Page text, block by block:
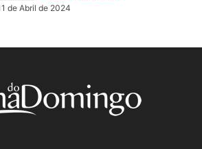
de Abril de 2024